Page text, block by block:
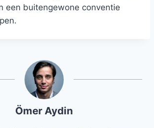
een buitengewone conventie
Ömer Aydin